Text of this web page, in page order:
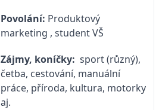
Povolání: Produktový
marketing , student VŠ
Zájmy, koníčky: sport (různý),
četba, cestování, manuální
práce, příroda, kultura, motorky
aj.